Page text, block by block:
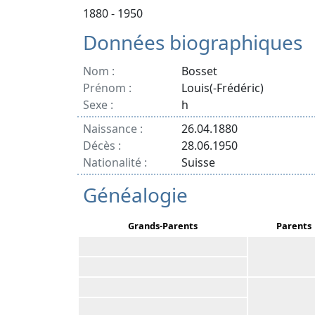
1880 - 1950
Données biographiques
Nom :
Bosset
Prénom :
Louis(-Frédéric)
Sexe :
h
Naissance :
26.04.1880
Décès :
28.06.1950
Nationalité :
Suisse
Généalogie
Grands-Parents Parents